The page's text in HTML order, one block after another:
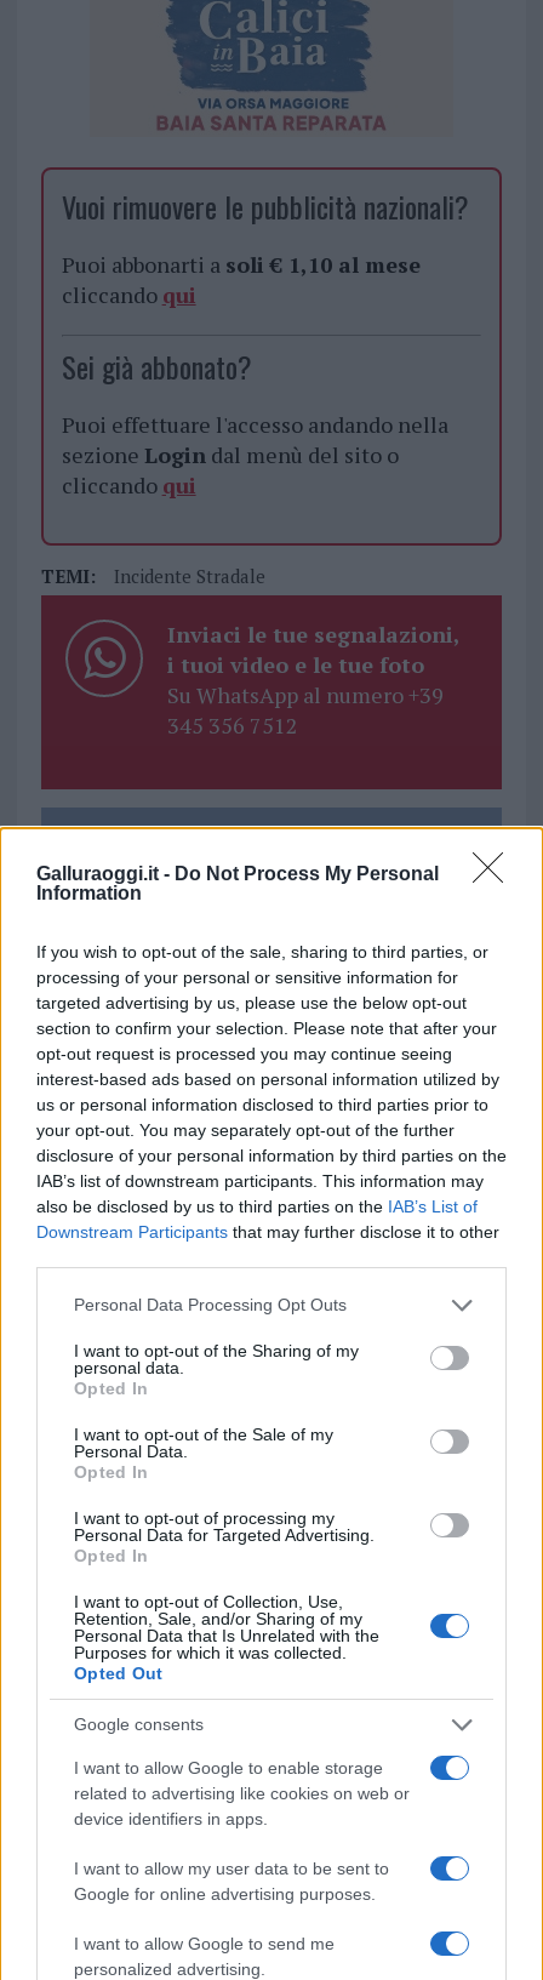
Galluraoggi.it - Do Not Process My Personal
Information
If you wish to opt-out of the sale, sharing to third parties, or
processing of your personal or sensitive information for
targeted advertising by us, please use the below opt-out
section to confirm your selection. Please note that after your
opt-out request is processed you may continue seeing
interest-based ads based on personal information utilized by
us or personal information disclosed to third parties prior to
your opt-out. You may separately opt-out of the further
disclosure of your personal information by third parties on the
IAB’s list of downstream participants. This information may
also be disclosed by us to third parties on the IAB’s List of
Downstream Participants that may further disclose it to other
Please note that this website/app uses one or more Google
not limited to your visit or usage behaviour. You may click to
grant or deny consent to Google and its third-party tags to
use your data for below specified purposes in below Google
consent section.
Personal Data Processing Opt Outs
I want to opt-out of the Sharing of my
personal data.
Opted In
I want to opt-out of the Sale of my
Personal Data.
Opted In
I want to opt-out of processing my
Personal Data for Targeted Advertising.
Opted In
I want to opt-out of Collection, Use,
Retention, Sale, and/or Sharing of my
Personal Data that Is Unrelated with the
Purposes for which it was collected.
Opted Out
Google consents
I want to allow Google to enable storage
related to advertising like cookies on web or
device identifiers in apps.
I want to allow my user data to be sent to
Google for online advertising purposes.
I want to allow Google to send me
personalized advertising.
Vuoi rimuovere le pubblicità nazionali?
Puoi abbonarti a soli € 1,10 al mese
cliccando qui
Sei già abbonato?
Puoi effettuare l'accesso andando nella
sezione Logindal menù del sito o
cliccando qui
TEMI: Incidente Stradale
Inviaci le tue segnalazioni,
i tuoi video e le tue foto
Su WhatsApp al numero +39
345 356 7512
Entra nel canale telegram di
Ricevi le nostre ultime news
daGoogle News
Condividi l'articolo
F
a
ce
b
o
k
T
w
it
te
Pi
n
te
re
st
W
h
at
A
p
S
h
a
re
Articolo precedente
Prossimo articolo
NOTIZIE RECENTI
Incidente sulla strada provinciale ad Arzachena,
Sangue, musica e solidarietà con Avis Olbia al
Delta Center
Meteo Olbia 9 agosto, temperature in calo
Salmo finisce in ospedale a Catania, ma il tour
va avanti: “Sicilia, ci sono”
Jovanotti, Gabry Ponte e Alfa: Olbia ombelico del